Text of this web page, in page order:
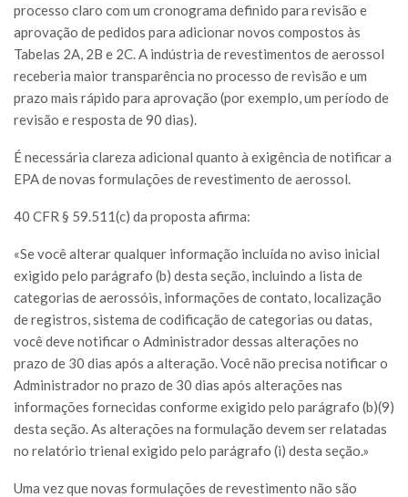
processo claro com um cronograma definido para revisão e
aprovação de pedidos para adicionar novos compostos às
Tabelas 2A, 2B e 2C. A indústria de revestimentos de aerossol
receberia maior transparência no processo de revisão e um
prazo mais rápido para aprovação (por exemplo, um período de
revisão e resposta de 90 dias).
É necessária clareza adicional quanto à exigência de notificar a
EPA de novas formulações de revestimento de aerossol.
40 CFR § 59.511(c) da proposta afirma:
«Se você alterar qualquer informação incluída no aviso inicial
exigido pelo parágrafo (b) desta seção, incluindo a lista de
categorias de aerossóis, informações de contato, localização
de registros, sistema de codificação de categorias ou datas,
você deve notificar o Administrador dessas alterações no
prazo de 30 dias após a alteração. Você não precisa notificar o
Administrador no prazo de 30 dias após alterações nas
informações fornecidas conforme exigido pelo parágrafo (b)(9)
desta seção. As alterações na formulação devem ser relatadas
no relatório trienal exigido pelo parágrafo (i) desta seção.»
Uma vez que novas formulações de revestimento não são